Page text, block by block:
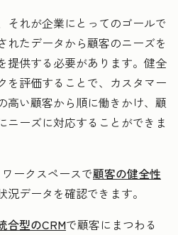
それが企業にとってのゴールで
れたデータから顧客のニーズを
提供する必要があります。健全
を評価することで、カスタマー
高い顧客から順に働きかけ、顧
ニーズに対応することができま
ークスペースで顧客の健全性
況データを確認できます。
合型のCRMで顧客にまつわる